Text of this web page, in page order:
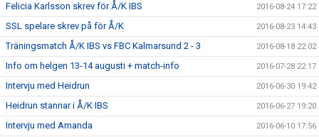
Felicia Karlsson skrev för Å/K IBS 2016-08-24 17:22
SSL spelare skrev på för Å/K 2016-08-23 14:43
Träningsmatch Å/K IBS vs FBC Kalmarsund 2 - 3 2016-08-18 22:02
Info om helgen 13-14 augusti + match-info 2016-07-28 22:17
Intervju med Heidrun 2016-06-30 19:42
Heidrun stannar i Å/K IBS 2016-06-27 19:20
Intervju med Amanda 2016-06-10 17:56